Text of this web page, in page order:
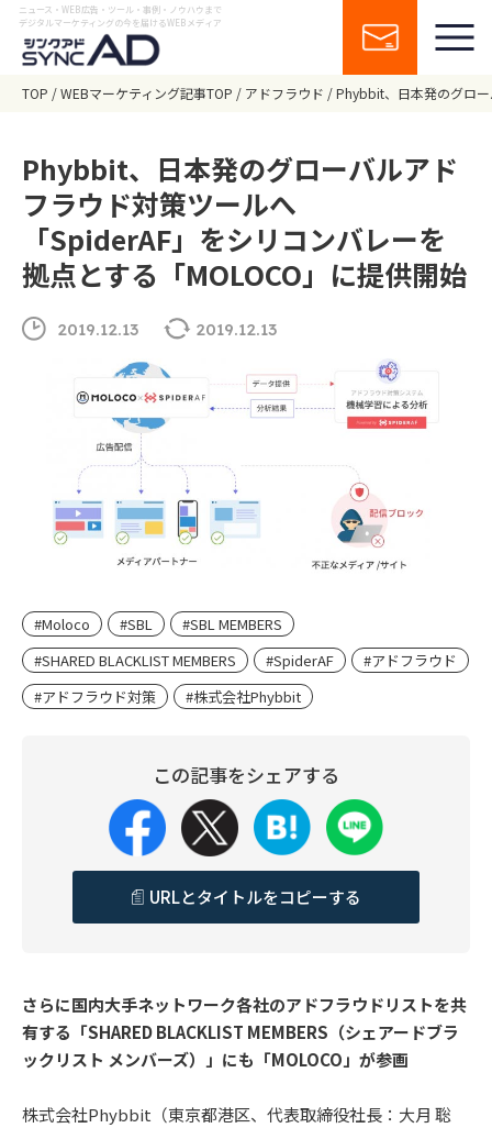
ニュース・WEB広告・ツール・事例・ノウハウまで
デジタルマーケティングの今を届けるWEBメディア
TOP WEBマーケティング記事TOP アドフラウド Phybbit、日本発のグロー
Phybbit、日本発のグローバルアド
フラウド対策ツールへ
「SpiderAF」をシリコンバレーを
拠点とする「MOLOCO」に提供開始
2019.12.13 2019.12.13
#Moloco #SBL
#SBL MEMBERS
#SHARED BLACKLIST MEMBERS
#SpiderAF
#アドフラウド
#アドフラウド対策
#株式会社Phybbit
この記事をシェアする
URLとタイトルをコピーする
さらに国内大手ネットワーク各社のアドフラウドリストを共
有する「SHARED BLACKLIST MEMBERS（シェアードブラ
ックリスト メンバーズ）」にも「MOLOCO」が参画
株式会社Phybbit（東京都港区、代表取締役社長：大月 聡